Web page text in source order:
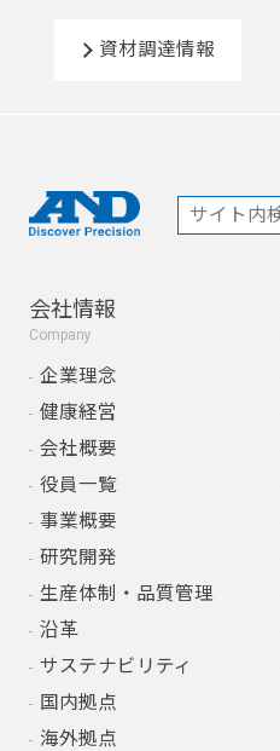
資材調達情報
会社情報
Company
企業理念
健康経営
会社概要
役員一覧
事業概要
研究開発
生産体制・品質管理
沿革
サステナビリティ
国内拠点
海外拠点